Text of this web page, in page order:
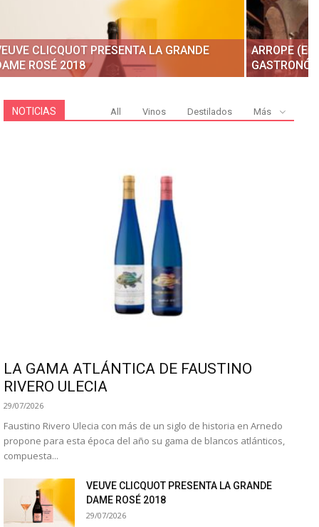
CLICQUOT PRESENTA LA GRANDE
ROSÉ 2018
ARROPE
NOTICIAS All Vinos Destilados Más
LA GAMA ATLÁNTICA DE FAUSTINO
RIVERO ULECIA
29/07/2026
Faustino Rivero Ulecia con más de un siglo de historia en Arnedo
propone para esta época del año su gama de blancos atlánticos,
compuesta...
VEUVE CLICQUOT PRESENTA LA GRANDE
DAME ROSÉ 2018
29/07/2026